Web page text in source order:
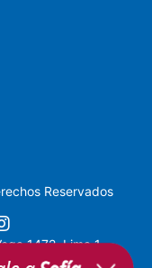
Reservados
1472, Lima 1